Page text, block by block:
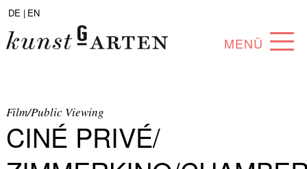
DE | EN
MENÜ
SAMMLUNG
Film/Public Viewing
CINÉ PRIVÉ/